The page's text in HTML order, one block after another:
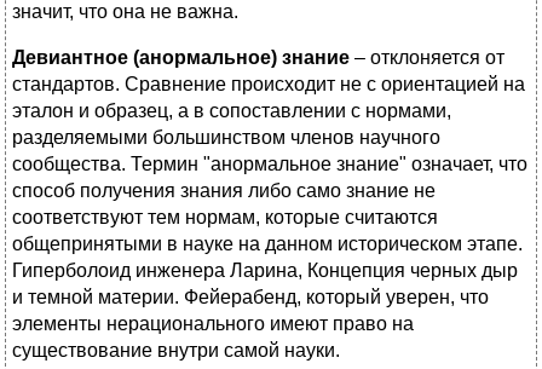
значит, что она не важна.
Девиантное (анормальное) знание – отклоняется от
стандартов. Сравнение происходит не с ориентацией на
эталон и образец, а в сопоставлении с нормами,
разделяемыми большинством членов научного
сообщества. Термин "анормальное знание" означает, что
способ получения знания либо само знание не
соответствуют тем нормам, которые считаются
общепринятыми в науке на данном историческом этапе.
Гиперболоид инженера Ларина, Концепция черных дыр
и темной материи. Фейерабенд, который уверен, что
элементы нерационального имеют право на
существование внутри самой науки.